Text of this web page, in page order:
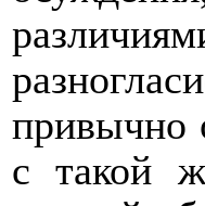
привычно
с такой